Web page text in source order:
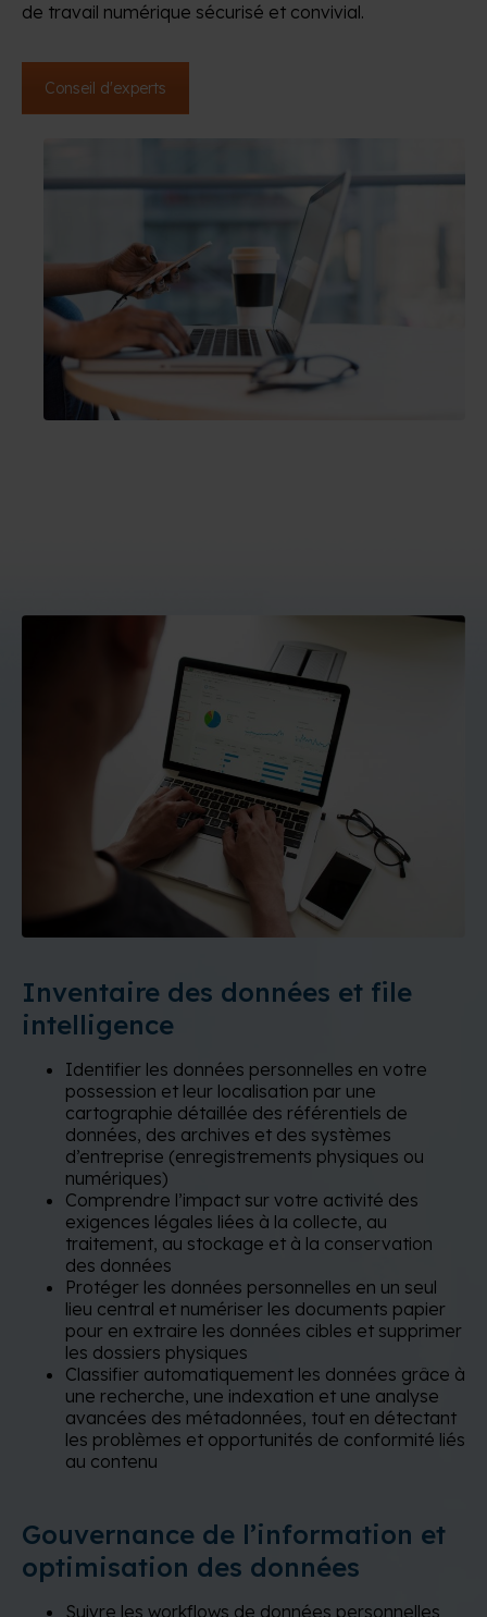
de travail numérique sécurisé et convivial.
Conseil d'experts
Inventaire des données et file
intelligence
Identifier les données personnelles en votre
possession et leur localisation par une
cartographie détaillée des référentiels de
données, des archives et des systèmes
d’entreprise (enregistrements physiques ou
numériques)
Comprendre l’impact sur votre activité des
exigences légales liées à la collecte, au
traitement, au stockage et à la conservation
des données
Protéger les données personnelles en un seul
lieu central et numériser les documents papier
pour en extraire les données cibles et supprimer
les dossiers physiques
Classifier automatiquement les données grâce à
une recherche, une indexation et une analyse
avancées des métadonnées, tout en détectant
les problèmes et opportunités de conformité liés
au contenu
Gouvernance de l’information et
optimisation des données
Suivre les workflows de données personnelles